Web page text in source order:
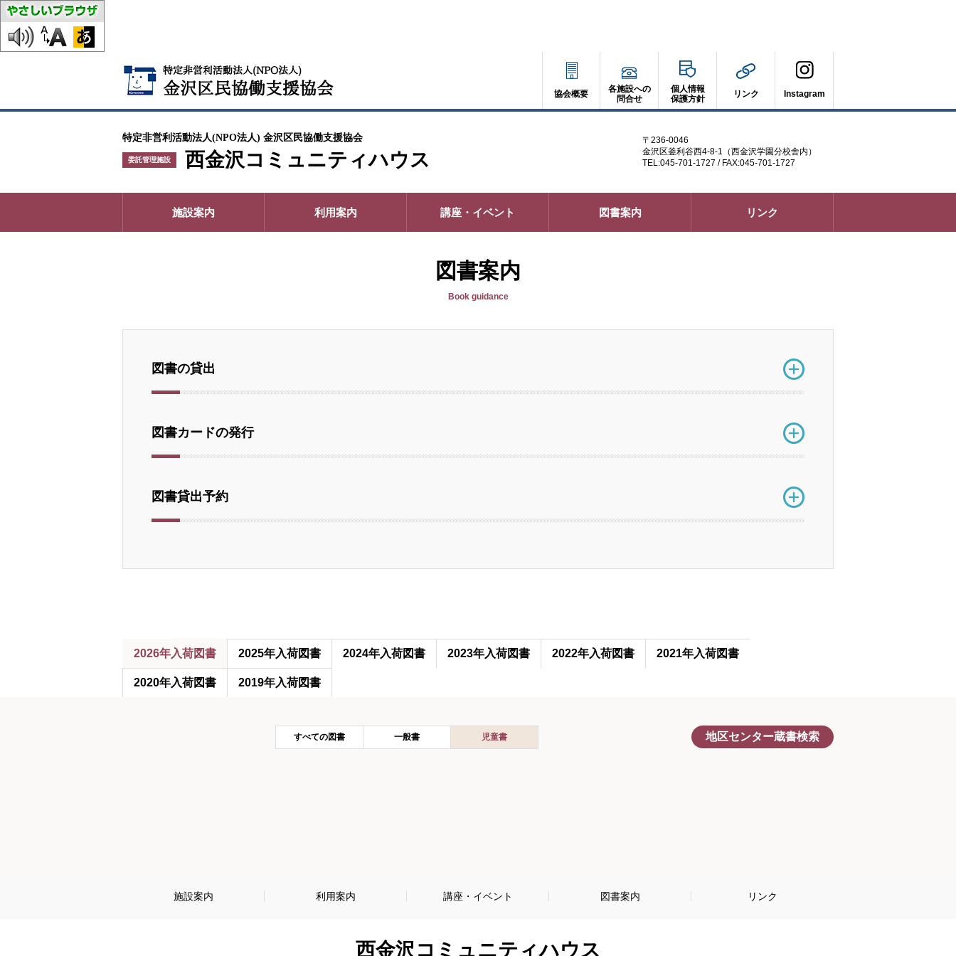
協会概要
各施設への
問合せ
個人情報
保護方針
リンク Instagram
特定非営利活動法人(NPO法人) 金沢区民協働支援協会
委託管理施設 西金沢コミュニティハウス
〒236-0046
金沢区釜利谷西4-8-1（西金沢学園分校舎内）
TEL:045-701-1727 / FAX:045-701-1727
施設案内 利用案内 講座・イベント 図書案内 リンク
図書案内
Book guidance
図書の貸出
図書カードの発行
図書貸出予約
2026年入荷図書 2025年入荷図書 2024年入荷図書 2023年入荷図書 2022年入荷図書 2021年入荷図書
2020年入荷図書 2019年入荷図書
地区センター蔵書検索別
ウ
すべての図書 一般書 児童書
施設案内 利用案内 講座・イベント 図書案内 リンク
西金沢コミュニティハウス